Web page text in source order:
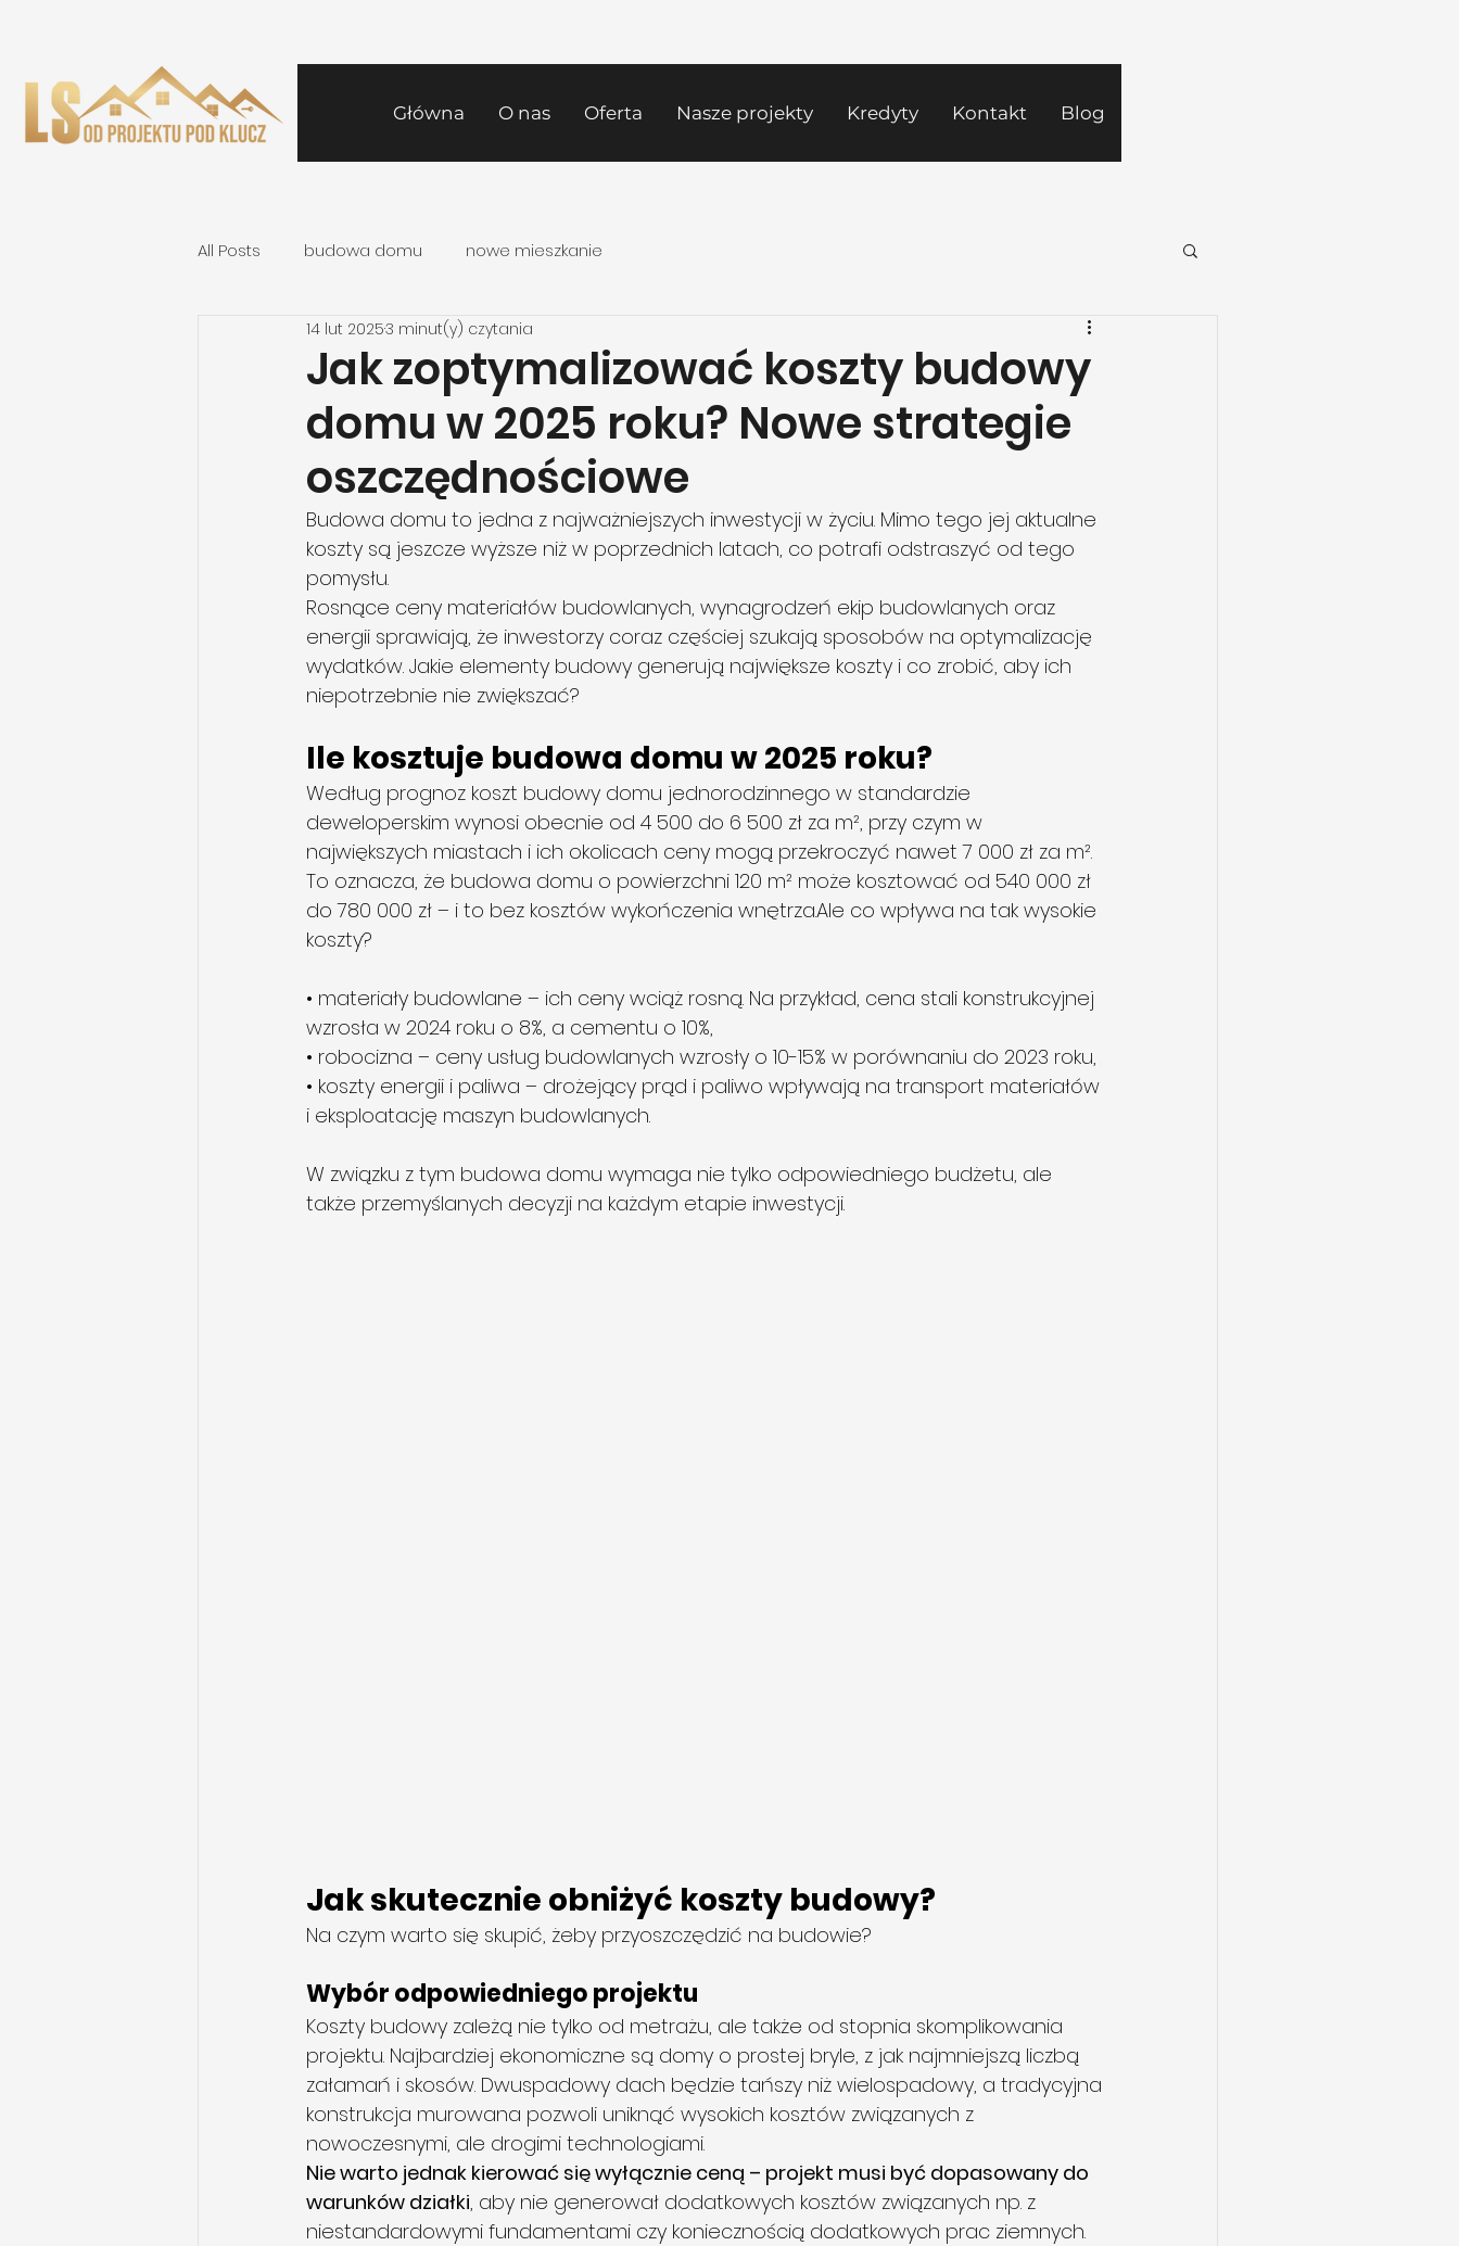
Główna O nas Oferta Nasze projekty Kredyty Kontakt Blog
All Posts budowa domu nowe mieszkanie
Jak zoptymalizować koszty budowy
domu w 2025 roku? Nowe strategie
oszczędnościowe
14 lut 20253 minut(y) czytania
Budowa domu to jedna z najważniejszych inwestycji w życiu. Mimo tego jej aktualne
koszty są jeszcze wyższe niż w poprzednich latach, co potrafi odstraszyć od tego
pomysłu.
Rosnące ceny materiałów budowlanych, wynagrodzeń ekip budowlanych oraz
energii sprawiają, że inwestorzy coraz częściej szukają sposobów na optymalizację
wydatków. Jakie elementy budowy generują największe koszty i co zrobić, aby ich
niepotrzebnie nie zwiększać?
Ile kosztuje budowa domu w 2025 roku?
Według prognoz koszt budowy domu jednorodzinnego w standardzie
deweloperskim wynosi obecnie od 4 500 do 6 500 zł za m², przy czym w
największych miastach i ich okolicach ceny mogą przekroczyć nawet 7 000 zł za m².
To oznacza, że budowa domu o powierzchni 120 m² może kosztować od 540 000 zł
do 780 000 zł – i to bez kosztów wykończenia wnętrza.Ale co wpływa na tak wysokie
koszty?
• materiały budowlane – ich ceny wciąż rosną. Na przykład, cena stali konstrukcyjnej
wzrosła w 2024 roku o 8%, a cementu o 10%,
• robocizna – ceny usług budowlanych wzrosły o 10-15% w porównaniu do 2023 roku,
• koszty energii i paliwa – drożejący prąd i paliwo wpływają na transport materiałów
i eksploatację maszyn budowlanych.
W związku z tym budowa domu wymaga nie tylko odpowiedniego budżetu, ale
także przemyślanych decyzji na każdym etapie inwestycji.
Jak skutecznie obniżyć koszty budowy?
Na czym warto się skupić, żeby przyoszczędzić na budowie?
Wybór odpowiedniego projektu
Koszty budowy zależą nie tylko od metrażu, ale także od stopnia skomplikowania
projektu. Najbardziej ekonomiczne są domy o prostej bryle, z jak najmniejszą liczbą
załamań i skosów. Dwuspadowy dach będzie tańszy niż wielospadowy, a tradycyjna
konstrukcja murowana pozwoli uniknąć wysokich kosztów związanych z
nowoczesnymi, ale drogimi technologiami.
Nie warto jednak kierować się wyłącznie ceną – projekt musi być dopasowany do
warunków działki, aby nie generował dodatkowych kosztów związanych np. z
niestandardowymi fundamentami czy koniecznością dodatkowych prac ziemnych.